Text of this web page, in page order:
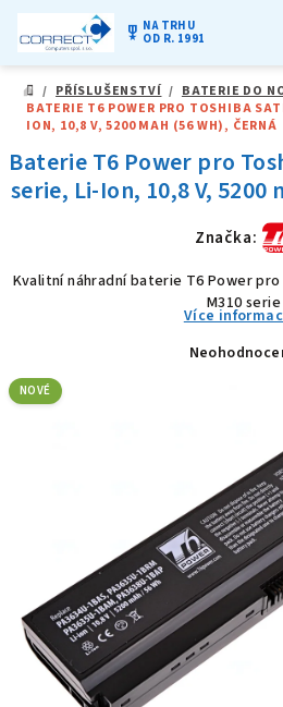
obsah
military_tech NA TRHU
OD R. 1991
DOMŮ
/ PŘÍSLUŠENSTVÍ / BATERIE DO
BATERIE T6 POWER PRO TOSHIBA
ION, 10,8 V, 5200 MAH (56 WH), ČERNÁ
Baterie T6 Power pro
serie, Li-Ion, 10,8 V, 5200
Značka:
Kvalitní náhradní baterie T6 Power
M310 serie
Více
Průměrné
hvězdiček.
NOVÉ